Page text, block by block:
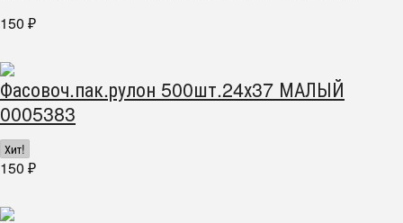
150 ₽
Фасовоч.пак.рулон 500шт.24х37 МАЛЫЙ
0005383
Хит!
150 ₽